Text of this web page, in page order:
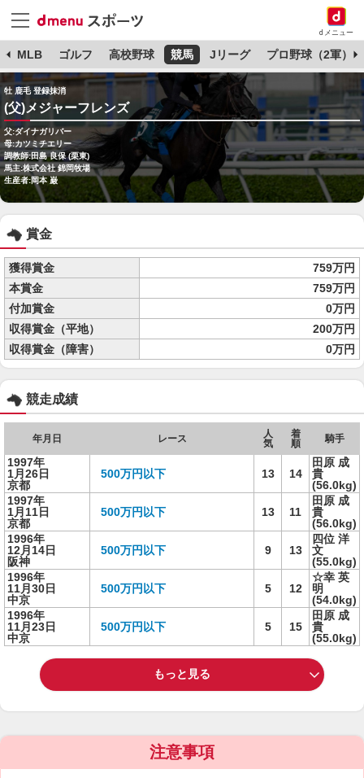
dメニュー
MLB ゴルフ 高校野球 競馬 Jリーグ プロ野球（2軍）
牡 鹿毛 登録抹消
(父)メジャーフレンズ
父:ダイナガリバー
母:カツミチエリー
調教師:田島 良保 (栗東)
馬主:株式会社 錦岡牧場
生産者:岡本 巌
賞金
獲得賞金
759万円
本賞金
759万円
付加賞金
0万円
収得賞金（平地）
200万円
収得賞金（障害）
0万円
競走成績
年月日 レース
人
気
着
順
騎手
1997年
1月26日
京都
500万円以下 13 14
田原 成
貴
(56.0kg)
1997年
1月11日
京都
500万円以下 13 11
田原 成
貴
(56.0kg)
1996年
12月14日
阪神
500万円以下 9 13
四位 洋
文
(55.0kg)
1996年
11月30日
中京
500万円以下 5 12
☆幸 英
明
(54.0kg)
1996年
11月23日
中京
500万円以下 5 15
田原 成
貴
(55.0kg)
もっと見る
注意事項